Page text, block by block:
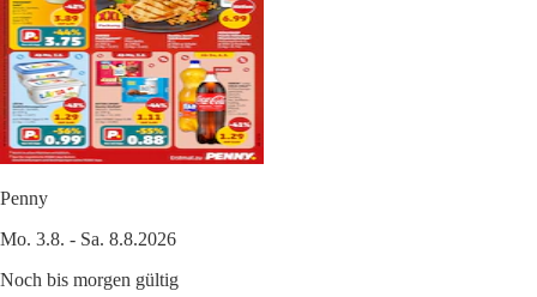
Penny
Mo. 3.8. - Sa. 8.8.2026
Noch bis morgen gültig